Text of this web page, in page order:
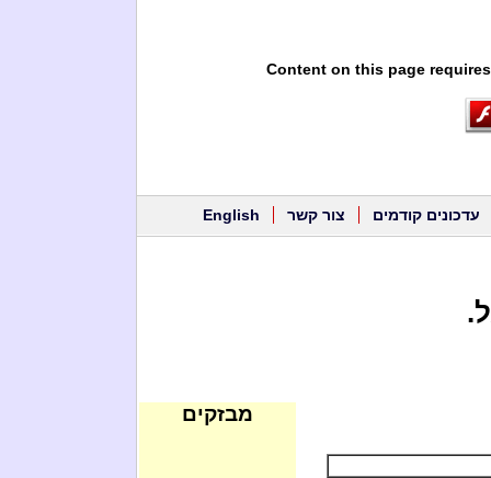
Content on this page
עדכונים קודמים צור קשר English
מבזקים